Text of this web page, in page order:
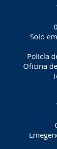
Solo
Policía
Oficina